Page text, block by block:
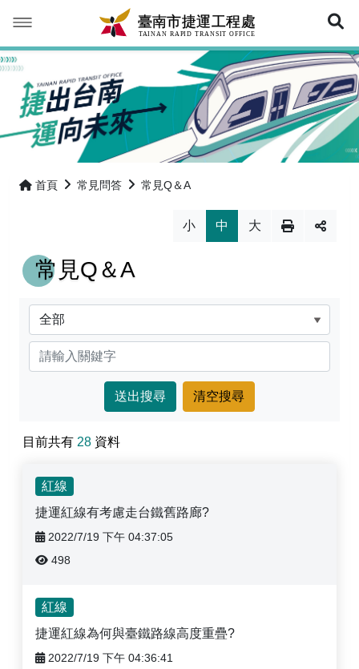
臺南捷運願景
最新消息
最新消息
活動訊息
臺南捷運進度公開
第一期藍線
綠線
紅線
深綠線
公開影音
照片集錦
常見Q＆A
來提問
行政資訊
首長簡介
組織架構
聯絡方式
政府主動公開資訊
性平專區
首長信箱
首頁 常見問答 常見Q＆A
小 中 大
常見Q＆A
分類
關鍵字
目前共有 28 資料
紅線
捷運紅線有考慮走台鐵舊路廊?
2022/7/19 下午 04:37:05
498
紅線
捷運紅線為何與臺鐵路線高度重疊?
2022/7/19 下午 04:36:41